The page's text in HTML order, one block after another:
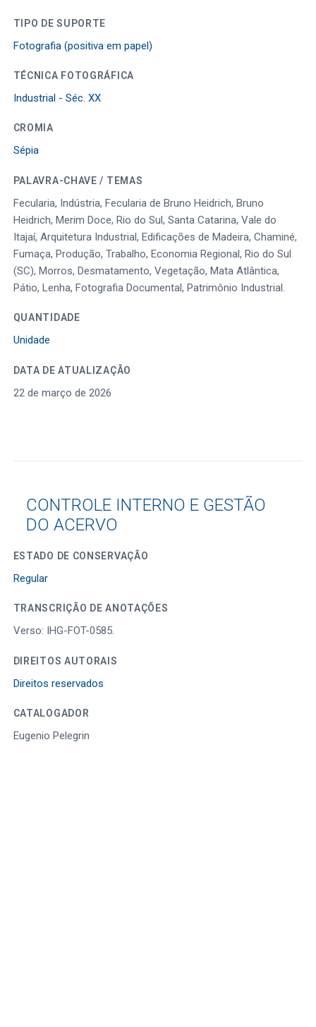
TIPO DE SUPORTE
Fotografia (positiva em papel)
TÉCNICA FOTOGRÁFICA
Industrial - Séc. XX
CROMIA
Sépia
PALAVRA-CHAVE / TEMAS
Fecularia, Indústria, Fecularia de Bruno Heidrich, Bruno
Heidrich, Merim Doce, Rio do Sul, Santa Catarina, Vale do
Itajaí, Arquitetura Industrial, Edificações de Madeira, Chaminé,
Fumaça, Produção, Trabalho, Economia Regional, Rio do Sul
(SC), Morros, Desmatamento, Vegetação, Mata Atlântica,
Pátio, Lenha, Fotografia Documental, Patrimônio Industrial.
QUANTIDADE
Unidade
DATA DE ATUALIZAÇÃO
22 de março de 2026
CONTROLE INTERNO E GESTÃO
DO ACERVO
ESTADO DE CONSERVAÇÃO
Regular
TRANSCRIÇÃO DE ANOTAÇÕES
Verso: IHG-FOT-0585.
DIREITOS AUTORAIS
Direitos reservados
CATALOGADOR
Eugenio Pelegrin